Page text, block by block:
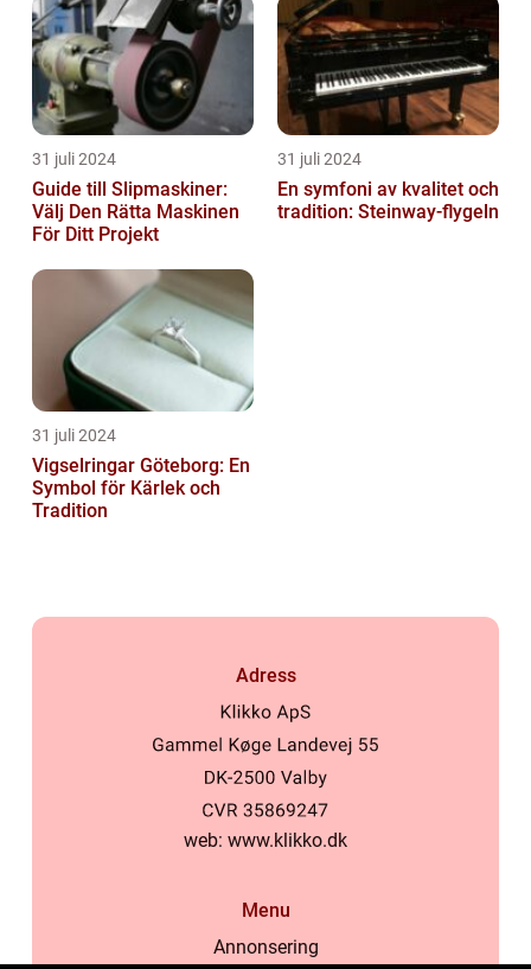
31 juli 2024
Guide till Slipmaskiner:
Välj Den Rätta Maskinen
För Ditt Projekt
31 juli 2024
En symfoni av kvalitet och
tradition: Steinway-flygeln
31 juli 2024
Vigselringar Göteborg: En
Symbol för Kärlek och
Tradition
Adress
web: www.klikko.dk
Menu
Annonsering